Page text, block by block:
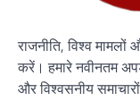
राजनीति, विश्व
करें। हमारे नवीनतम
और विश्वसनीय